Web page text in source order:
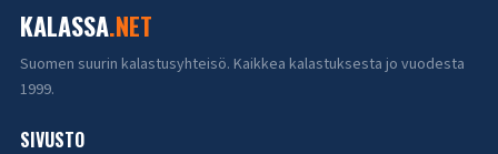
KALASSA.NET
Suomen suurin kalastusyhteisö. Kaikkea kalastuksesta jo vuodesta
1999.
SIVUSTO